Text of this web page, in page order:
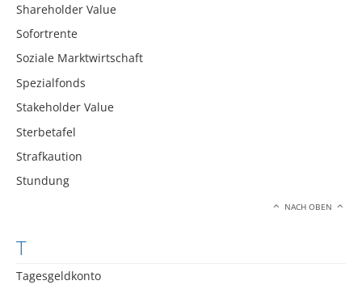
Shareholder Value
Sofortrente
Soziale Marktwirtschaft
Spezialfonds
Stakeholder Value
Sterbetafel
Strafkaution
Stundung
NACH OBEN
T
Tagesgeldkonto